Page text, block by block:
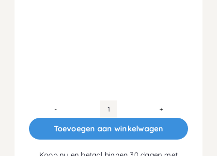
90x200
Koudschuim
Toevoegen aan winkelwagen